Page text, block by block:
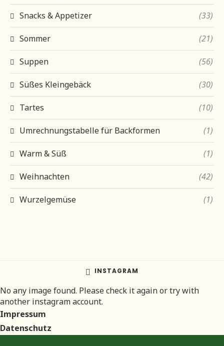
Snacks & Appetizer (33)
Sommer (21)
Suppen (56)
Süßes Kleingebäck (30)
Tartes (10)
Umrechnungstabelle für Backformen (1)
Warm & Süß (1)
Weihnachten (42)
Wurzelgemüse (1)
INSTAGRAM
No any image found. Please check it again or try with
another instagram account.
Impressum
Datenschutz